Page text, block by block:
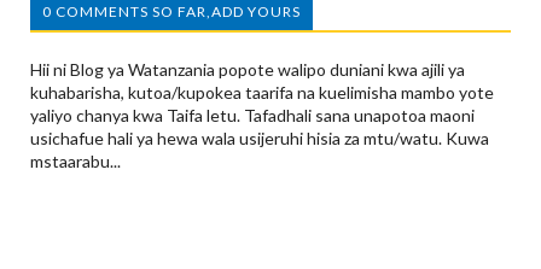
0 COMMENTS SO FAR,ADD YOURS
Hii ni Blog ya Watanzania popote walipo duniani kwa ajili ya
kuhabarisha, kutoa/kupokea taarifa na kuelimisha mambo yote
yaliyo chanya kwa Taifa letu. Tafadhali sana unapotoa maoni
usichafue hali ya hewa wala usijeruhi hisia za mtu/watu. Kuwa
mstaarabu...